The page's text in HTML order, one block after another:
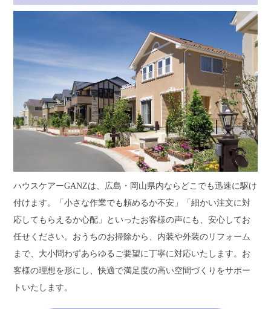
ハウスケアーGANZは、広島・岡山県内ならどこでも迅速に駆け
付けます。「小さな作業でも頼めるか不安」「細かい注文に対
応してもらえるか心配」といったお客様の声にも、安心してお
任せください。おうちのお掃除から、内装や外装のリフォーム
まで、大小問わずあらゆるご要望に丁寧に対応いたします。お
客様の理想を形にし、快適で満足度の高い空間づくりをサポー
トいたします。